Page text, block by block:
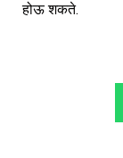
होऊ शकते.